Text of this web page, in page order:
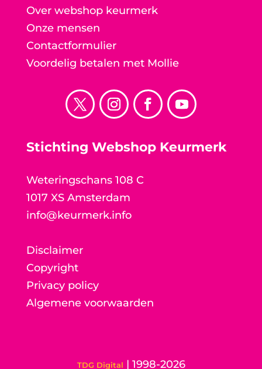
Over webshop keurmerk
Onze mensen
Contactformulier
Voordelig betalen met Mollie
Stichting Webshop Keurmerk
Weteringschans 108 C
1017 XS Amsterdam
info@keurmerk.info
Disclaimer
Copyright
Privacy policy
Algemene voorwaarden
TDG Digital | 1998-2026